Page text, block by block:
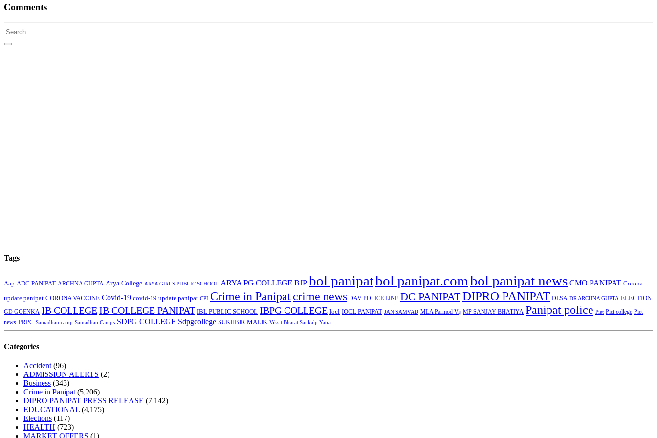
Comments
Tags
Aap ADC PANIPAT ARCHNA GUPTA Arya College ARYA GIRLS PUBLIC SCHOOL ARYA PG COLLEGE BJP bol panipatbol panipat.combol panipat news CMO PANIPAT Corona
update panipat CORONA VACCINE Covid-19 covid-19 update panipat CPI Crime in Panipatcrime news DAV POLICE LINE DC PANIPATDIPRO PANIPAT DLSA DR ARCHNA GUPTA ELECTION
GD GOENKA IB COLLEGEIB COLLEGE PANIPAT IBL PUBLIC SCHOOL IBPG COLLEGE Iocl IOCL PANIPAT JAN SAMVAD MLA Parmod Vij MP SANJAY BHATIYA Panipat police Piet Piet college Piet
news PRPC Samadhan camp Samadhan Camps SDPG COLLEGE Sdpgcollege SUKHBIR MALIK Viksit Bharat Sankalp Yatra
Categories
Accident (96)
ADMISSION ALERTS (2)
Business (343)
Crime in Panipat (5,206)
DIPRO PANIPAT PRESS RELEASE (7,142)
EDUCATIONAL (4,175)
Elections (117)
HEALTH (723)
MARKET OFFERS (1)